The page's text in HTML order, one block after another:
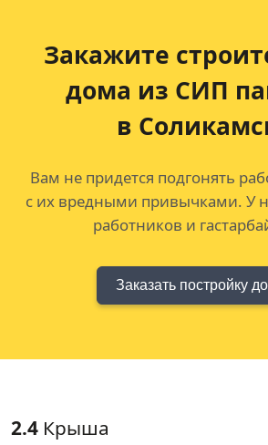
Закажите
дома из СИП
в
Вам не придется подгонять
с их вредными привычками. У
работников и
Заказать постройку
2.4 Крыша